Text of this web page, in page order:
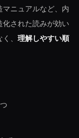
マニュアルなど、内
された読みが効い
、 理解しやすい順